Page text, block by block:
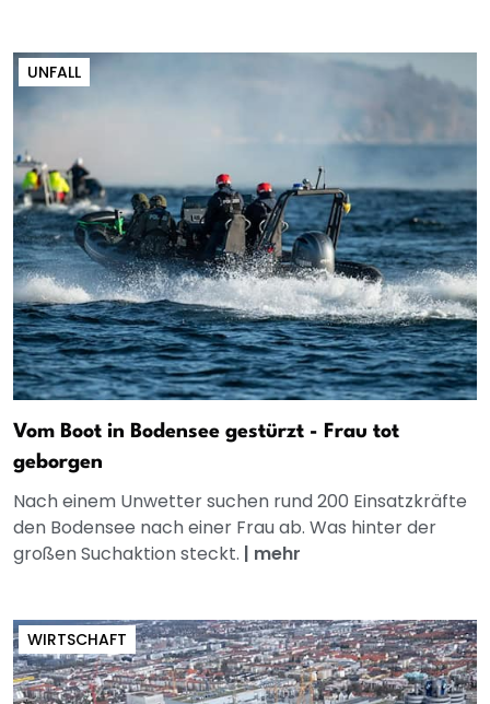
UNFALL
Vom Boot in Bodensee gestürzt - Frau tot
geborgen
Nach einem Unwetter suchen rund 200 Einsatzkräfte
den Bodensee nach einer Frau ab. Was hinter der
großen Suchaktion steckt. | mehr
WIRTSCHAFT